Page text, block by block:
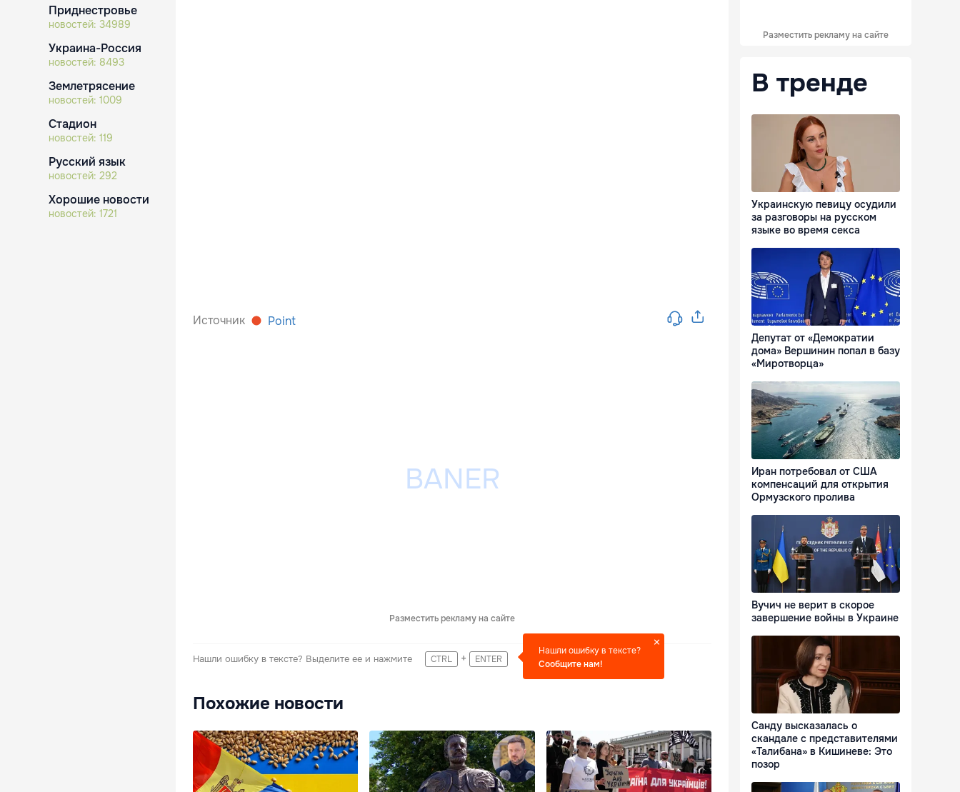
Приднестровье
новостей: 34989
Украина-Россия
новостей: 8493
Землетрясение
новостей: 1009
Стадион
новостей: 119
Русский язык
новостей: 292
Хорошие новости
новостей: 1721
Источник Point
Разместить рекламу на сайте
Нашли ошибку в тексте? Выделите ее и нажмите CTRL + ENTER
Нашли ошибку в тексте?
Сообщите нам!
Похожие новости
Разместить рекламу на сайте
В тренде
Украинскую певицу осудили
за разговоры на русском
языке во время секса
Депутат от «Демократии
дома» Вершинин попал в базу
«Миротворца»
Иран потребовал от США
компенсаций для открытия
Ормузского пролива
Вучич не верит в скорое
завершение войны в Украине
Санду высказалась о
скандале с представителями
«Талибана» в Кишиневе: Это
позор